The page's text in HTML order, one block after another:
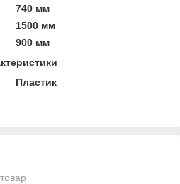
740 мм
1500 мм
900 мм
Пластик